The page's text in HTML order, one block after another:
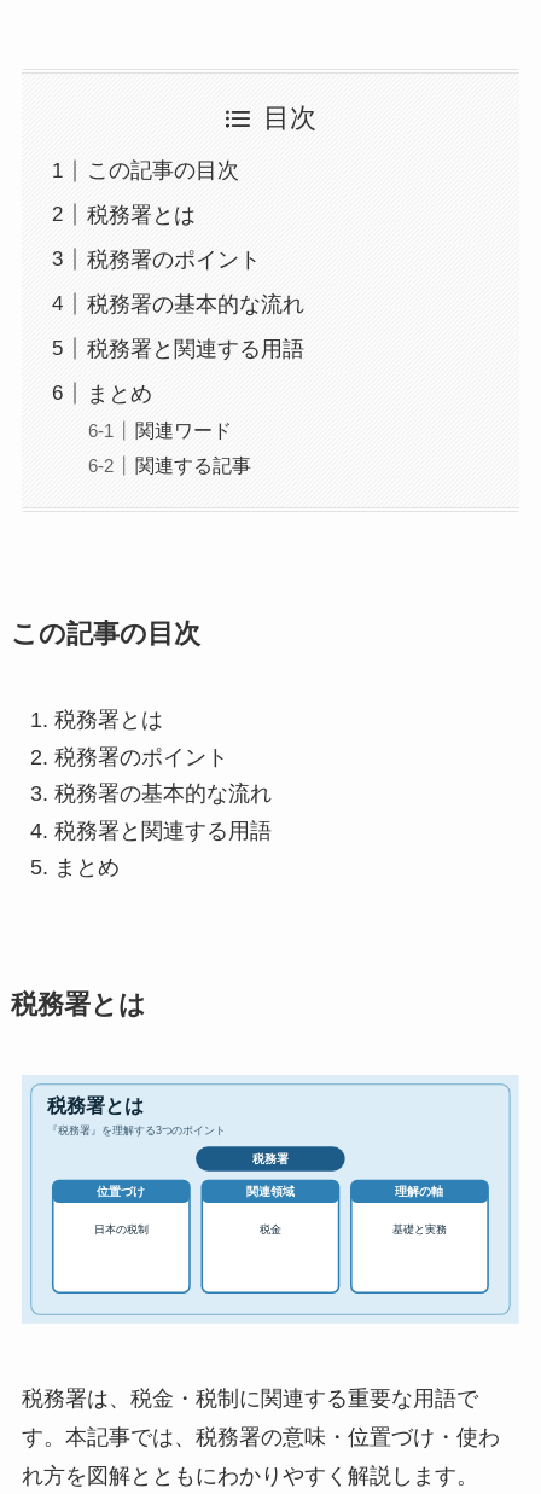
目次
この記事の目次
税務署とは
税務署のポイント
税務署の基本的な流れ
税務署と関連する用語
まとめ
関連ワード
関連する記事
この記事の目次
税務署とは
税務署のポイント
税務署の基本的な流れ
税務署と関連する用語
まとめ
税務署とは
税務署は、税金・税制に関連する重要な用語で
す。本記事では、税務署の意味・位置づけ・使わ
れ方を図解とともにわかりやすく解説します。